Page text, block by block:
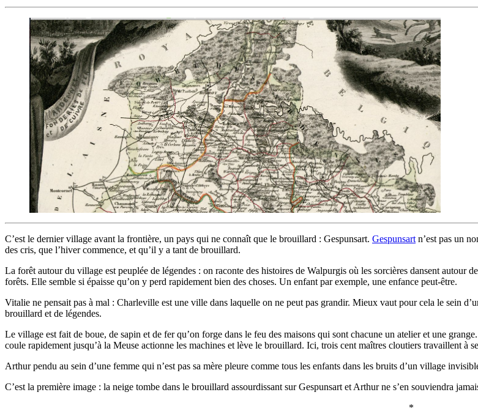
C’est le dernier village avant la frontière, un pays qui ne connaît que le brouillard : Gespunsart. Gespunsart n’est pas un
des cris, que l’hiver commence, et qu’il y a tant de brouillard.
La forêt autour du village est peuplée de légendes : on raconte des histoires de Walpurgis où les sorcières dansent autour
forêts. Elle semble si épaisse qu’on y perd rapidement bien des choses. Un enfant par exemple, une enfance peut-être.
Vitalie ne pensait pas à mal : Charleville est une ville dans laquelle on ne peut pas grandir. Mieux vaut pour cela le sein
brouillard et de légendes.
Le village est fait de boue, de sapin et de fer qu’on forge dans le feu des maisons qui sont chacune un atelier et une
coule rapidement jusqu’à la Meuse actionne les machines et lève le brouillard. Ici, trois cent maîtres cloutiers travaillent à
Arthur pendu au sein d’une femme qui n’est pas sa mère pleure comme tous les enfants dans les bruits d’un village
C’est la première image : la neige tombe dans le brouillard assourdissant sur Gespunsart et Arthur ne s’en souviendra
*